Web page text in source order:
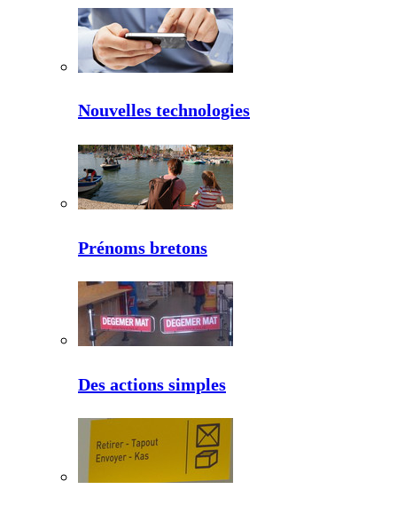
Nouvelles technologies
Prénoms bretons
Des actions simples